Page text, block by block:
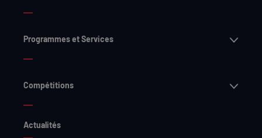
Programmes et Services
Compétitions
Actualités